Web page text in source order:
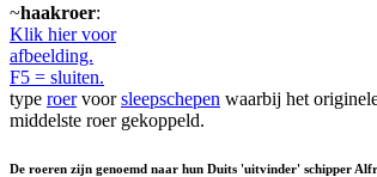
~haakroer:
Klik hier voor
afbeelding.
F5 = sluiten.
type roervoorsleepschepen waarbij het
middelste roer gekoppeld.
De roeren zijn genoemd naar hun Duits 'uitvinder' schipper